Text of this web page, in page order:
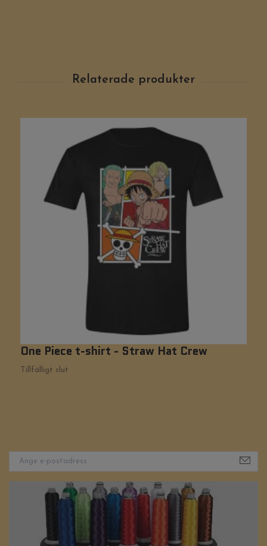
One Piece t-shirt - Straw Hat Crew
Tillfälligt slut